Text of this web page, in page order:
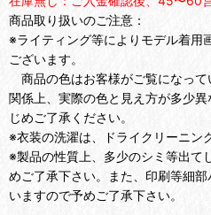
商品取り扱いのご注意：
※ライティング等によりモデル着用
ございます。
商品の色はお客様がご覧になっ
関係上、実際の色と見え方が多少
じめご了承ください。
※衣装の洗濯は、ドライクリーニン
※製品の性質上、多少のシミ等出て
めご了承下さい。また、印刷等細
いますので予めご了承下さい。